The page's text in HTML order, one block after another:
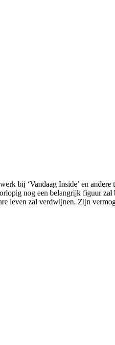
bij ‘Vandaag Inside’ en
nog een belangrijk figuur
leven zal verdwijnen. Zijn